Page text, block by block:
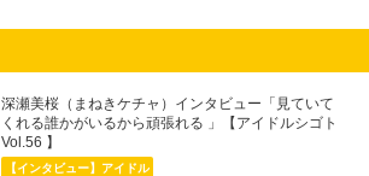
深瀬美桜（まねきケチャ）インタビュー「見ていて
くれる誰かがいるから頑張れる 」【アイドルシゴト
Vol.56 】
【インタビュー】アイドル